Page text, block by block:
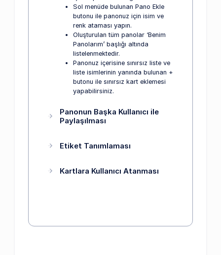
Sol menüde bulunan Pano Ekle
butonu ile panonuz için isim ve
renk ataması yapın.
Oluşturulan tüm panolar ‘Benim
Panolarım’ başlığı altında
listelenmektedir.
Panonuz içerisine sınırsız liste ve
liste isimlerinin yanında bulunan +
butonu ile sınırsız kart eklemesi
yapabilirsiniz.
Panonun Başka Kullanıcı ile
Paylaşılması
Etiket Tanımlaması
Kartlara Kullanıcı Atanması